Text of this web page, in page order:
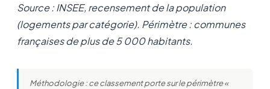
Source : INSEE, recensement de la population
(logements par catégorie). Périmètre : communes
françaises de plus de 5 000 habitants.
Méthodologie : ce classement porte sur le périmètre «